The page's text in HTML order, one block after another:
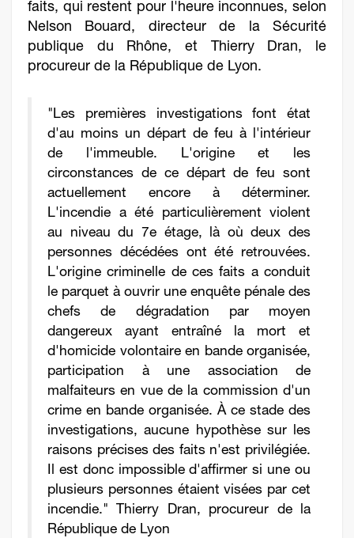
faits, qui restent pour l'heure inconnues, selon
Nelson Bouard, directeur de la Sécurité
publique du Rhône, et Thierry Dran, le
procureur de la République de Lyon.
"Les premières investigations font état
d'au moins un départ de feu à l'intérieur
de l'immeuble. L'origine et les
circonstances de ce départ de feu sont
actuellement encore à déterminer.
L'incendie a été particulièrement violent
au niveau du 7e étage, là où deux des
personnes décédées ont été retrouvées.
L'origine criminelle de ces faits a conduit
le parquet à ouvrir une enquête pénale des
chefs de dégradation par moyen
dangereux ayant entraîné la mort et
d'homicide volontaire en bande organisée,
participation à une association de
malfaiteurs en vue de la commission d'un
crime en bande organisée. À ce stade des
investigations, aucune hypothèse sur les
raisons précises des faits n'est privilégiée.
Il est donc impossible d'affirmer si une ou
plusieurs personnes étaient visées par cet
incendie." Thierry Dran, procureur de la
République de Lyon